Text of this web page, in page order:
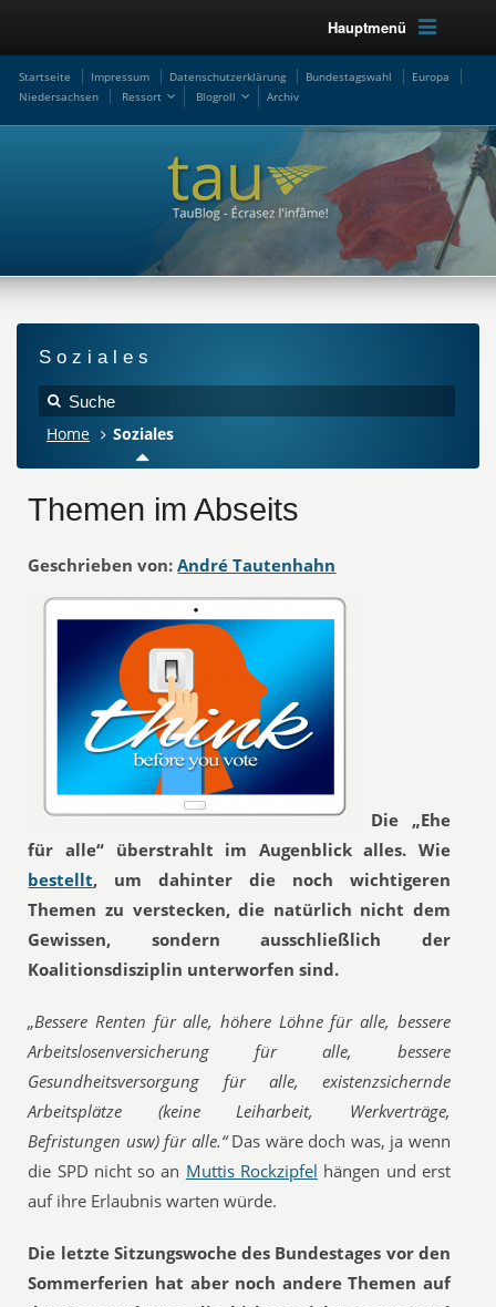
Hauptmenü
Startseite Impressum Datenschutzerklärung Bundestagswahl
Europa
Niedersachsen
Ressort Blogroll Archiv
Soziales
Home Soziales
Themen im Abseits
Geschrieben von: André Tautenhahn
Die „Ehe
für alle“ überstrahlt im Augenblick alles. Wie
bestellt, um dahinter die noch wichtigeren
Themen zu verstecken, die natürlich nicht dem
Gewissen, sondern ausschließlich der
Koalitionsdisziplin unterworfen sind.
„Bessere Renten für alle, höhere Löhne für alle, bessere
Arbeitslosenversicherung für alle, bessere
Gesundheitsversorgung für alle, existenzsichernde
Arbeitsplätze (keine Leiharbeit, Werkverträge,
Befristungen usw) für alle.“Das wäre doch was, ja wenn
die SPD nicht so an Muttis Rockzipfel hängen und erst
auf ihre Erlaubnis warten würde.
Die letzte Sitzungswoche des Bundestages vor den
Sommerferien hat aber noch andere Themen auf